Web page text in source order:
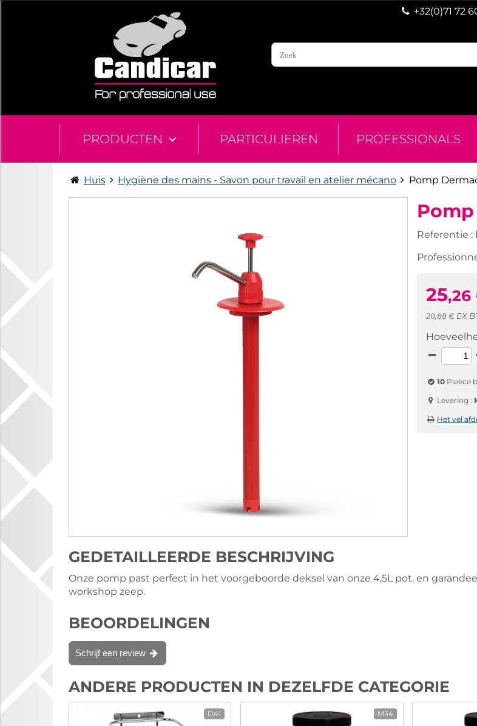
+32(0)71 72
PRODUCTEN PARTICULIEREN PROFESSIONALS
Huis Hygiène des mains - Savon pour travail en atelier mécano Pomp
Referentie :
25,26
20,88 € EX
10 Pieece
Levering :
Het vel
GEDETAILLEERDE BESCHRIJVING
Onze pomp past perfect in het voorgeboorde deksel van onze 4,5L pot, en
workshop zeep.
BEOORDELINGEN
Schrijf een review
ANDERE PRODUCTEN IN DEZELFDE CATEGORIE
D41 M54